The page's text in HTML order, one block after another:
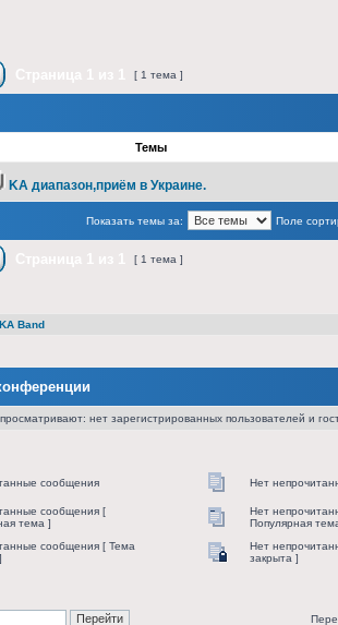
[ 1 тема ]
Темы
KA диапазон,приём в Украине.
Показать темы за: Поле
[ 1 тема ]
KA Band
нет зарегистрированных пользователей и
сообщения Нет
сообщения [
тема ]
Нет
Популярная
сообщения [ Тема
Нет
закрыта ]